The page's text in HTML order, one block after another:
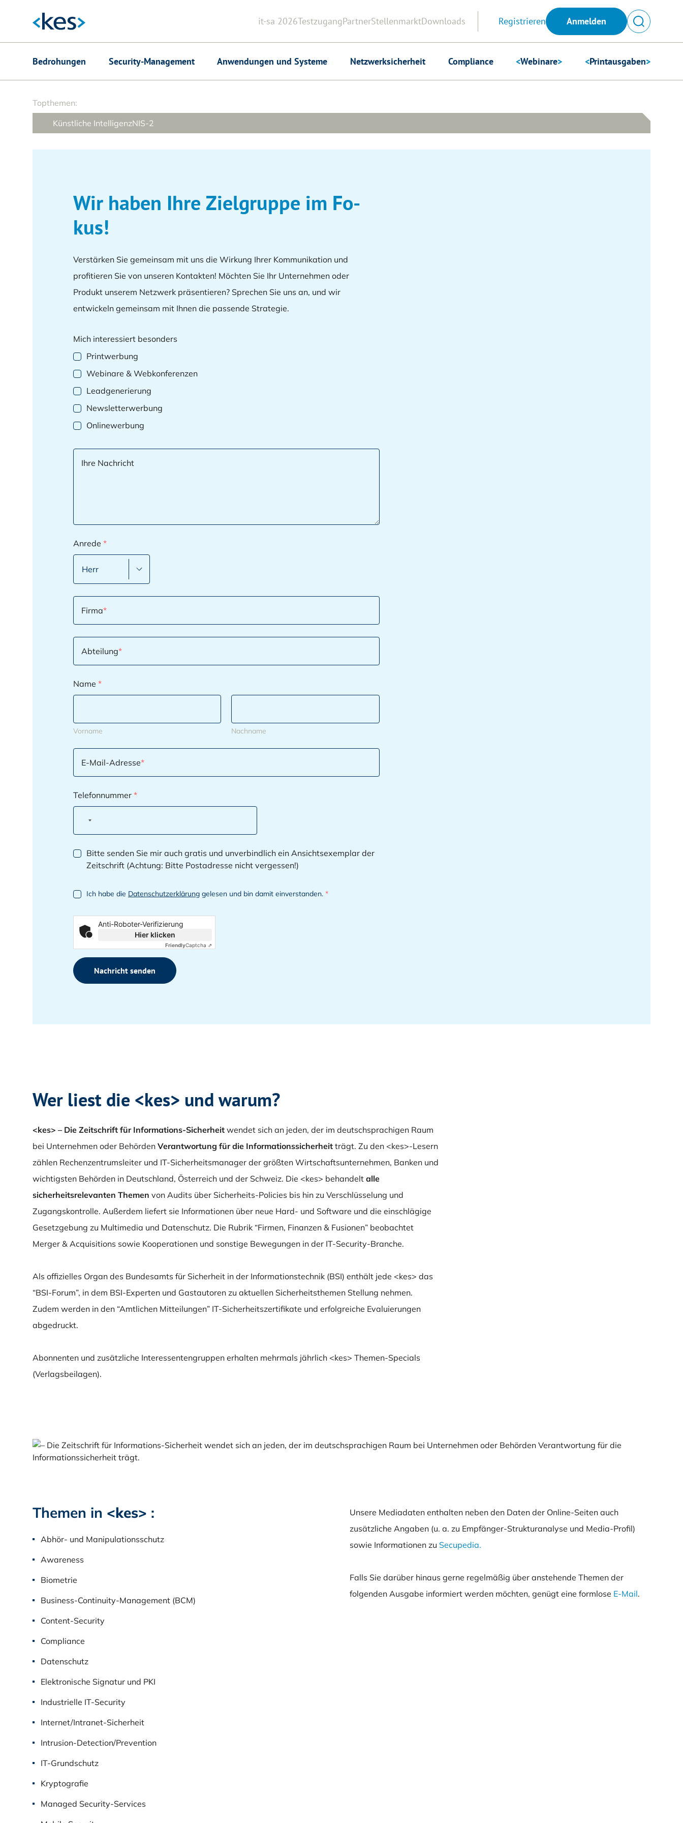
Header
it-sa 2026TestzugangPartnerStellenmarktDownloads Registrieren Anmelden
Hauptnavigation
Bedrohungen Security-Management Anwendungen und Systeme Netzwerksicherheit Compliance <Webinare> <Printausgaben>
Topthemen:
Künstliche IntelligenzNIS-2
Wir ha­ben Ihre Ziel­grup­pe im Fo­
kus!
Verstärken Sie gemeinsam mit uns die Wirkung Ihrer Kommunikation und
profitieren Sie von unseren Kontakten! Möchten Sie Ihr Unternehmen oder
Produkt unserem Netzwerk präsentieren? Sprechen Sie uns an, und wir
entwickeln gemeinsam mit Ihnen die passende Strategie.
Mich interessiert besonders
Printwerbung
Webinare & Webkonferenzen
Leadgenerierung
Newsletterwerbung
Onlinewerbung
Ihre Nachricht
Anrede *
Firma*
Abteilung*
Name *
Vorname Nachname
E-Mail-Adresse*
Telefonnummer *
A
i
c
h
x
e
m
r
Bitte senden Sie mir auch gratis und unverbindlich ein Ansichtsexemplar der
Zeitschrift (Achtung: Bitte Postadresse nicht vergessen!)
D
G
-
i
n
s
*
Ich habe die Datenschutzerklärung gelesen und bin damit einverstanden. *
Anti-Roboter-Verifizierung
Hier klicken
FriendlyCaptcha ⇗
Nachricht senden
Wer liest die <kes> und warum?
<kes> – Die Zeitschrift für Informations-Sicherheit wendet sich an jeden, der im deutschsprachigen Raum
bei Unternehmen oder Behörden Verantwortung für die Informationssicherheit trägt. Zu den <kes>-Lesern
zählen Rechenzentrumsleiter und IT-Sicherheitsmanager der größten Wirtschaftsunternehmen, Banken und
wichtigsten Behörden in Deutschland, Österreich und der Schweiz. Die <kes> behandelt alle
sicherheitsrelevanten Themen von Audits über Sicherheits-Policies bis hin zu Verschlüsselung und
Zugangskontrolle. Außerdem liefert sie Informationen über neue Hard- und Software und die einschlägige
Gesetzgebung zu Multimedia und Datenschutz. Die Rubrik “Firmen, Finanzen & Fusionen” beobachtet
Merger & Acquisitions sowie Kooperationen und sonstige Bewegungen in der IT-Security-Branche.
Als offizielles Organ des Bundesamts für Sicherheit in der Informationstechnik (BSI) enthält jede <kes> das
“BSI-Forum”, in dem BSI-Experten und Gastautoren zu aktuellen Sicherheitsthemen Stellung nehmen.
Zudem werden in den “Amtlichen Mitteilungen” IT-Sicherheitszertifikate und erfolgreiche Evaluierungen
abgedruckt.
Abonnenten und zusätzliche Interessentengruppen erhalten mehrmals jährlich <kes> Themen-Specials
(Verlagsbeilagen).
Themen in <kes> :
Abhör- und Manipulationsschutz
Awareness
Biometrie
Business-Continuity-Management (BCM)
Content-Security
Compliance
Datenschutz
Elektronische Signatur und PKI
Industrielle IT-Security
Internet/Intranet-Sicherheit
Intrusion-Detection/Prevention
IT-Grundschutz
Kryptografie
Managed Security-Services
Unsere Mediadaten enthalten neben den Daten der Online-Seiten auch
zusätzliche Angaben (u. a. zu Empfänger-Strukturanalyse und Media-Profil)
sowie Informationen zu Secupedia.
Falls Sie darüber hinaus gerne regelmäßig über anstehende Themen der
folgenden Ausgabe informiert werden möchten, genügt eine formlose E-Mail.